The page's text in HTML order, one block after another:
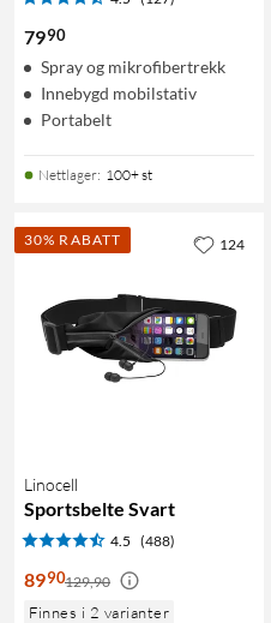
7990
Spray og mikrofibertrekk
Innebygd mobilstativ
Portabelt
Nettlager: 100+ st
30% RABATT
Linocell
Sportsbelte Svart
4.5 (488)
8990129,90
Finnes i 2 varianter
124